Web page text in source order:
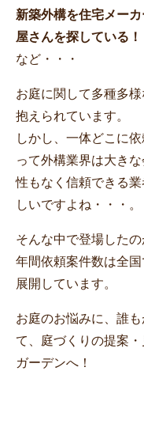
新築外構を住宅メー
屋さんを探している！
など・・・
お庭に関して多種多
抱えられています。
しかし、一体どこに
って外構業界は大き
性もなく信頼できる
しいですよね・・・。
そんな中で登場した
年間依頼案件数は全
展開しています。
お庭のお悩みに、誰
て、庭づくりの提案
ガーデンへ！